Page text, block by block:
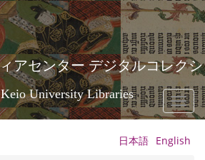
アセンター デジタルコレクシ
University Libraries
Toggle
日本語 English